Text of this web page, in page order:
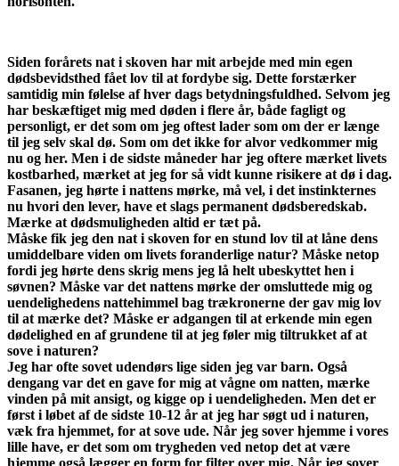
Siden forårets nat i skoven har mit arbejde med min egen
dødsbevidsthed fået lov til at fordybe sig. Dette forstærker
samtidig min følelse af hver dags betydningsfuldhed. Selvom jeg
har beskæftiget mig med døden i flere år, både fagligt og
personligt, er det som om jeg oftest lader som om der er længe
til jeg selv skal dø. Som om det ikke for alvor vedkommer mig
nu og her. Men i de sidste måneder har jeg oftere mærket livets
kostbarhed, mærket at jeg for så vidt kunne risikere at dø i dag.
Fasanen, jeg hørte i nattens mørke, må vel, i det instinkternes
nu hvori den lever, have et slags permanent dødsberedskab.
Mærke at dødsmuligheden altid er tæt på.
Måske fik jeg den nat i skoven for en stund lov til at låne dens
umiddelbare viden om livets foranderlige natur? Måske netop
fordi jeg hørte dens skrig mens jeg lå helt ubeskyttet hen i
søvnen? Måske var det nattens mørke der omsluttede mig og
uendelighedens nattehimmel bag trækronerne der gav mig lov
til at mærke det? Måske er adgangen til at erkende min egen
dødelighed en af grundene til at jeg føler mig tiltrukket af at
sove i naturen?
Jeg har ofte sovet udendørs lige siden jeg var barn. Også
dengang var det en gave for mig at vågne om natten, mærke
vinden på mit ansigt, og kigge op i uendeligheden. Men det er
først i løbet af de sidste 10-12 år at jeg har søgt ud i naturen,
væk fra hjemmet, for at sove ude. Når jeg sover hjemme i vores
lille have, er det som om trygheden ved netop det at være
hjemme også lægger en form for filter over mig. Når jeg sover